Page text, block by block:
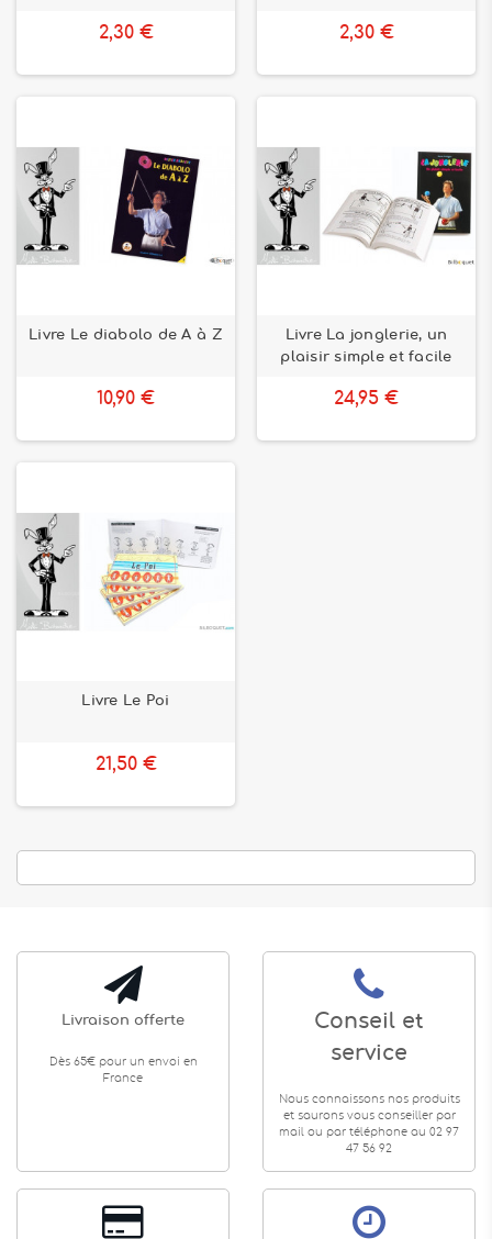
2,30 € 2,30 €
Livre Le diabolo de A à Z
10,90 €
Livre La jonglerie, un
plaisir simple et facile
24,95 €
Livre Le Poi
21,50 €
Livraison offerte
Dès 65€ pour un envoi en
France
Conseil et
service
Nous connaissons nos produits
et saurons vous conseiller par
mail ou par téléphone au 02 97
47 56 92